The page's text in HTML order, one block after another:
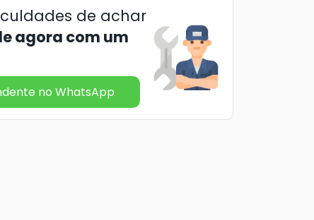
de achar
agora com um
no WhatsApp